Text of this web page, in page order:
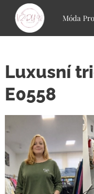
Móda
Luxusní
E0558